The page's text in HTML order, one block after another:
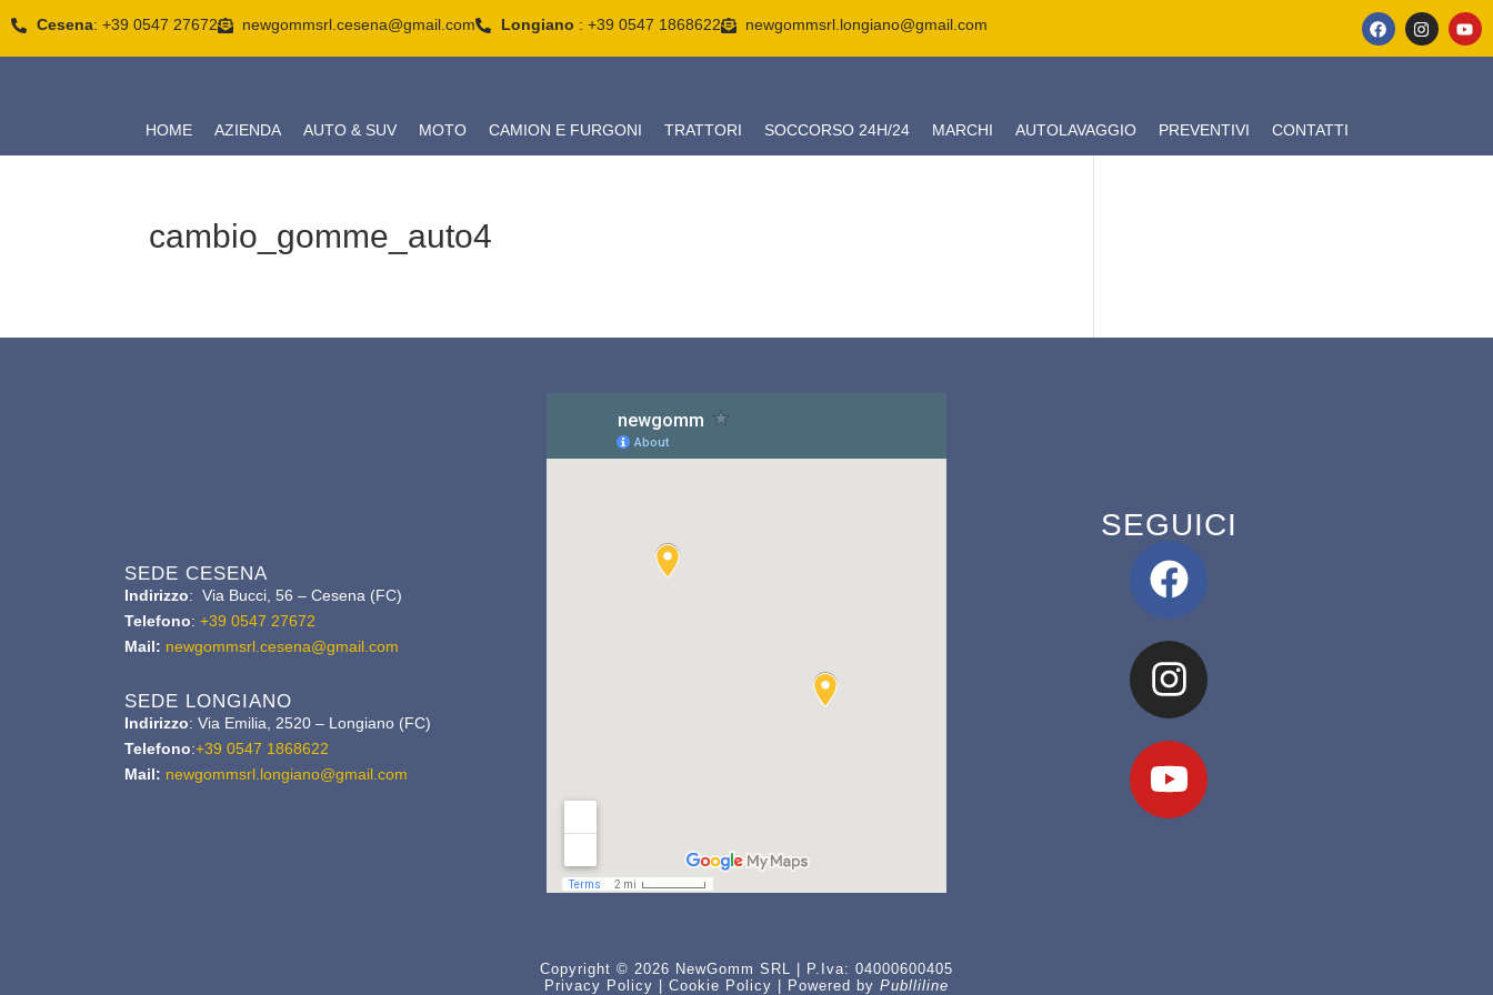
Cesena: +39 0547 27672 newgommsrl.cesena@gmail.com Longiano : +39 0547 1868622 newgommsrl.longiano@gmail.com
HOME AZIENDA AUTO & SUV MOTO CAMION E FURGONI TRATTORI SOCCORSO 24H/24 MARCHI AUTOLAVAGGIO PREVENTIVI CONTATTI
cambio_gomme_auto4
SEDE CESENA
Indirizzo: Via Bucci, 56 – Cesena (FC)
Telefono: +39 0547 27672
Mail: newgommsrl.cesena@gmail.com
SEDE LONGIANO
Indirizzo: Via Emilia, 2520 – Longiano (FC)
Telefono:+39 0547 1868622
Mail: newgommsrl.longiano@gmail.com
SEGUICI
Copyright © 2026 NewGomm SRL | P.Iva: 04000600405
Privacy Policy
Cookie Policy | Powered by Publliline